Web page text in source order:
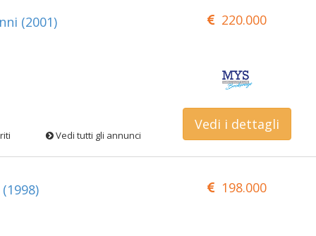
(2001) 220.000
Vedi tutti gli annunci
Vedi i dettagli
198.000